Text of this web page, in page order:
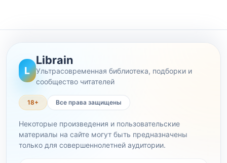
L
Librain
Ультрасовременная библиотека, подборки и
сообщество читателей
18+ Все права защищены
Некоторые произведения и пользовательские
материалы на сайте могут быть предназначены
только для совершеннолетней аудитории.